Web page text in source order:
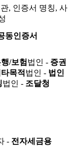
, 인증서 명칭, 사
동인증서
/보험 법인 - 증권
목적 법인 - 법인
법인 - 조달청
- 전자세금용